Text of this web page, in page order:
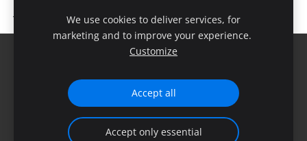
Sīkdatnes
We use cookies to deliver services, for
marketing and to improve your experience.
Customize
Accept all
Accept only essential